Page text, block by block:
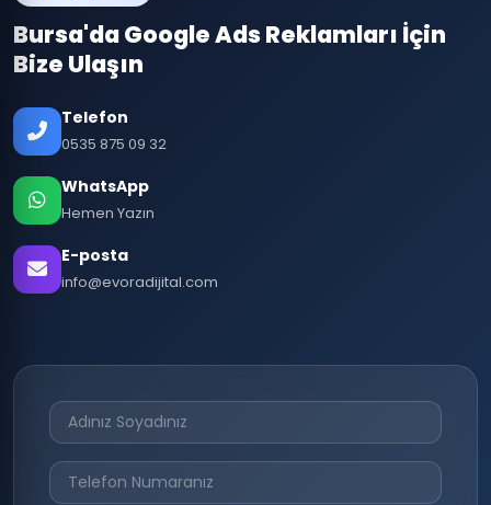
Bursa'da Google Ads Reklamları İçin
Bize Ulaşın
Telefon
0535 875 09 32
WhatsApp
Hemen Yazın
E-posta
info@evoradijital.com